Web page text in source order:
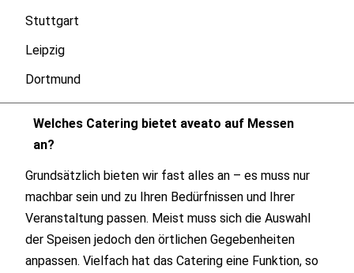
Stuttgart
Leipzig
Dortmund
Welches Catering bietet aveato auf Messen
an?
Grundsätzlich bieten wir fast alles an – es muss nur
machbar sein und zu Ihren Bedürfnissen und Ihrer
Veranstaltung passen. Meist muss sich die Auswahl
der Speisen jedoch den örtlichen Gegebenheiten
anpassen. Vielfach hat das Catering eine Funktion, so